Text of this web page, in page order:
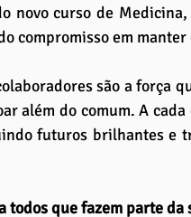
novo curso de
compromisso em
são a força
além do comum. A
futuros brilhantes e
todos que fazem parte